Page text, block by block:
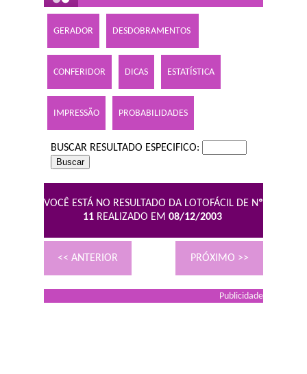
GERADOR DESDOBRAMENTOS
CONFERIDOR DICAS ESTATÍSTICA
IMPRESSÃO PROBABILIDADES
BUSCAR RESULTADO ESPECIFICO:
VOCÊ ESTÁ NO RESULTADO DA LOTOFÁCIL DE Nº
11 REALIZADO EM 08/12/2003
<< ANTERIOR PRÓXIMO >>
Publicidade